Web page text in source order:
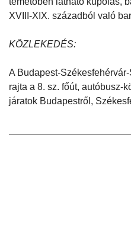
XVIII-XIX. századból való
KÖZLEKEDÉS:
A Budapest-
rajta a 8. sz. főút, autóbusz-
járatok Budapestről,